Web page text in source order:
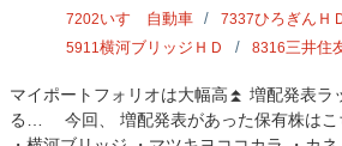
7202いすゞ自動車 7337ひろぎんＨ
5911横河ブリッジＨＤ 8316三井住
マイポートフォリオは大幅高⏫ 増配発表ラ
る… 今回、 増配発表があった保有株はこ